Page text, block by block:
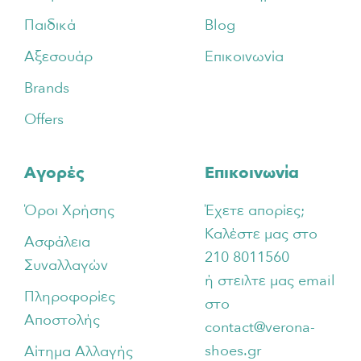
Παιδικά
Αξεσουάρ
Brands
Offers
Blog
Επικοινωνία
Αγορές
Όροι Χρήσης
Ασφάλεια
Συναλλαγών
Πληροφορίες
Αποστολής
Αίτημα Αλλαγής
Επικοινωνία
Έχετε απορίες;
Καλέστε μας στο
210 8011560
ή στειλτε μας email
στο
contact@verona-
shoes.gr